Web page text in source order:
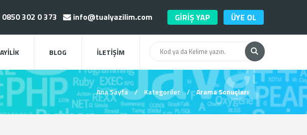
0850 302 0 373 info@tualyazilim.com GİRİŞ YAP ÜYE OL
BLOG İLETİŞİM
Ana Sayfa / Kategoriler / Arama Sonuçları